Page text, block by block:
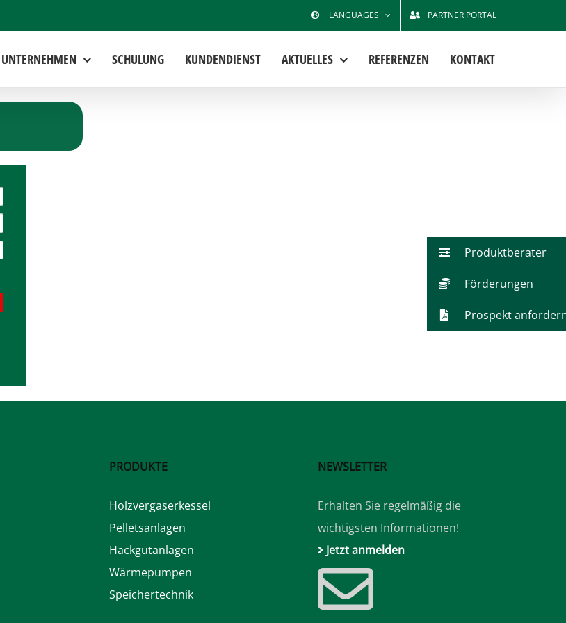
LANGUAGES PARTNER PORTAL
UNTERNEHMEN SCHULUNG KUNDENDIENST AKTUELLES REFERENZEN KONTAKT
PRODUKTE
Holzvergaserkessel
Pelletsanlagen
Hackgutanlagen
Wärmepumpen
Speichertechnik
NEWSLETTER
Erhalten Sie regelmäßig die
wichtigsten Informationen!
Jetzt anmelden
Produktberater
Förderungen
Prospekt